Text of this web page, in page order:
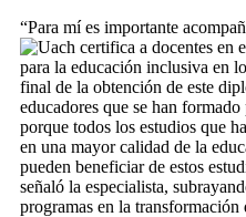
“Para mí es importante
final de la obtención de este
educadores que se han
porque todos los estudios que
en una mayor calidad de la
pueden beneficiar de estos
señaló la especialista,
programas en la transformación